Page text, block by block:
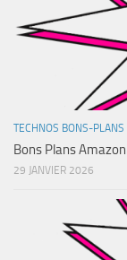
TECHNOS BONS-PLANS
Bons Plans
29 JANVIER 2026